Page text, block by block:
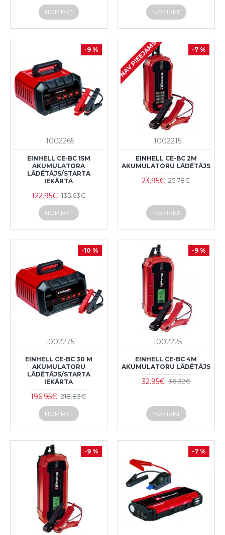
NOPIRKT NOPIRKT
-9 %
1002265
EINHELL CE-BC 15M
AKUMULATORA
LĀDĒTĀJS/STARTA
IEKĀRTA
122.95€ 135.63€
NOPIRKT
-7 %
NAV PIEEJAMS
1002215
EINHELL CE-BC 2M
AKUMULATORU LĀDĒTĀJS
23.95€ 25.78€
NOPIRKT
-10 %
1002275
EINHELL CE-BC 30 M
AKUMULATORU
LĀDĒTĀJS/STARTA
IEKĀRTA
196.95€ 218.83€
NOPIRKT
-9 %
1002225
EINHELL CE-BC 4M
AKUMULATORU LĀDĒTĀJS
32.95€ 36.32€
NOPIRKT
-9 % -7 %